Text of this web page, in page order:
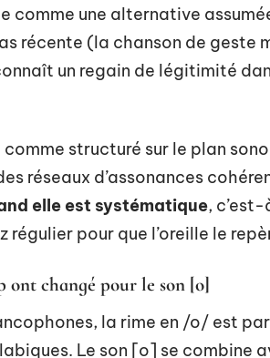
comme une alternative
récente (la chanson de geste
un regain de légitimité
structuré sur le plan
réseaux d’assonances
elle est systématique,
régulier pour que l’oreille le
ont changé pour le son [o]
la rime en /o/ est
Le son [o] se combine